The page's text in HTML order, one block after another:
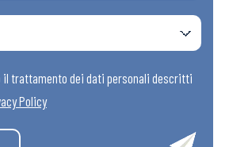
il trattamento dei dati personali descritti
Policy